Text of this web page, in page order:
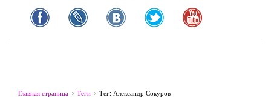
Главная страница Теги Тег: Александр Сокуров